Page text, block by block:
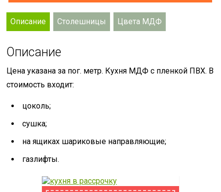
Описание Столешницы Цвета МДФ
Описание
Цена указана за пог. метр. Кухня МДФ с пленкой ПВХ. В
стоимость входит:
цоколь;
сушка;
на ящиках шариковые направляющие;
газлифты.